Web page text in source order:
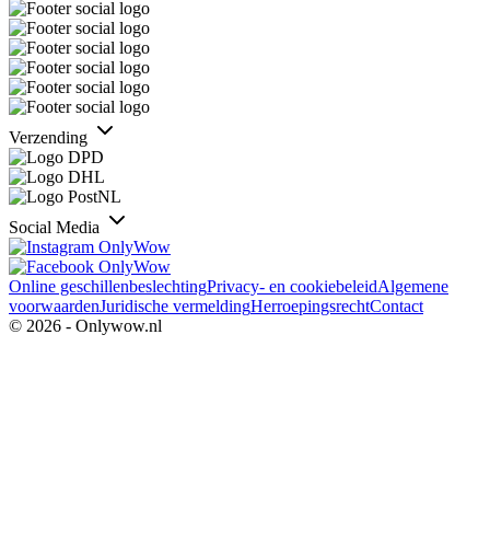
Verzending
Social Media
Online geschillenbeslechtingPrivacy- en cookiebeleidAlgemene
voorwaardenJuridische vermeldingHerroepingsrechtContact
© 2026 - Onlywow.nl